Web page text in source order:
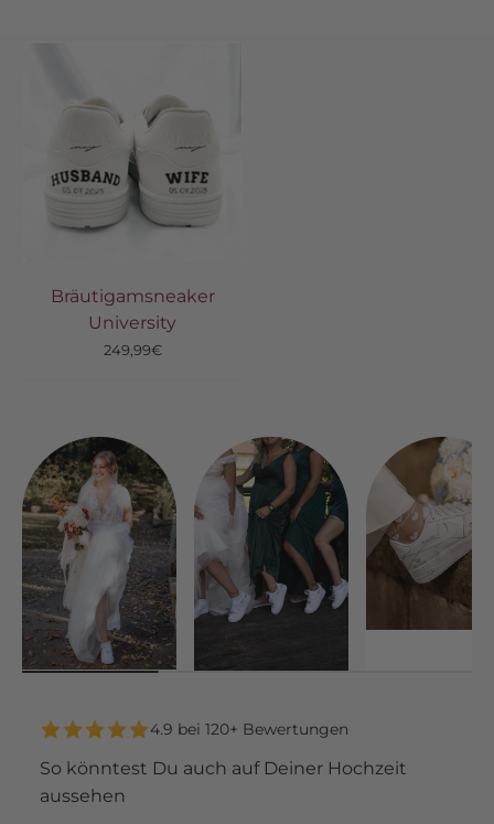
Bräutigamsneaker
University
Angebot
249,99€
4.9 bei 120+ Bewertungen
So könntest Du auch auf Deiner Hochzeit
aussehen